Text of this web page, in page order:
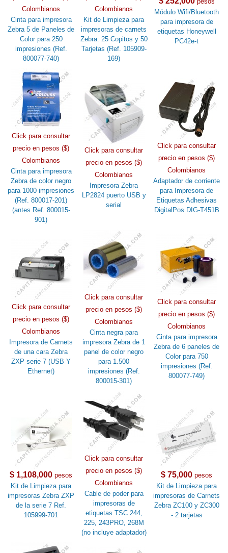
Colombianos
Cinta para impresora
Zebra 5 de Paneles de
Color para 250
impresiones (Ref.
800077-740)
Colombianos
Kit de Limpieza para
impresoras de carnets
Zebra: 25 Copitos y 50
Tarjetas (Ref. 105909-
169)
Módulo Wifi/Bluetooth
para impresora de
etiquetas Honeywell
PC42e-t
Click para consultar
precio en pesos ($)
Colombianos
Cinta para impresora
Zebra de color negro
para 1000 impresiones
(Ref. 800017-201)
(antes Ref. 800015-
901)
Click para consultar
precio en pesos ($)
Colombianos
Impresora Zebra
LP2824 puerto USB y
serial
Click para consultar
precio en pesos ($)
Colombianos
Adaptador de corriente
para Impresora de
Etiquetas Adhesivas
DigitalPos DIG-T451B
Click para consultar
precio en pesos ($)
Colombianos
Impresora de Carnets
de una cara Zebra
ZXP serie 7 (USB Y
Ethernet)
Click para consultar
precio en pesos ($)
Colombianos
Cinta negra para
impresora Zebra de 1
panel de color negro
para 1.500
impresiones (Ref.
800015-301)
Click para consultar
precio en pesos ($)
Colombianos
Cinta para impresora
Zebra de 6 paneles de
Color para 750
impresiones (Ref.
800077-749)
$ 1,108,000 pesos
Kit de Limpieza para
impresoras Zebra ZXP
de la serie 7 Ref.
105999-701
Click para consultar
precio en pesos ($)
Colombianos
Cable de poder para
impresoras de
etiquetas TSC 244,
225, 243PRO, 268M
(no incluye adaptador)
$ 75,000 pesos
Kit de Limpieza para
impresoras de Carnets
Zebra ZC100 y ZC300
- 2 tarjetas